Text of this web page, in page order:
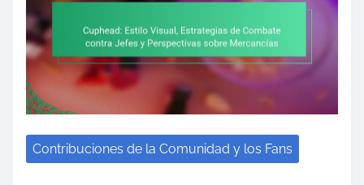
Contribuciones de la Comunidad y los Fans